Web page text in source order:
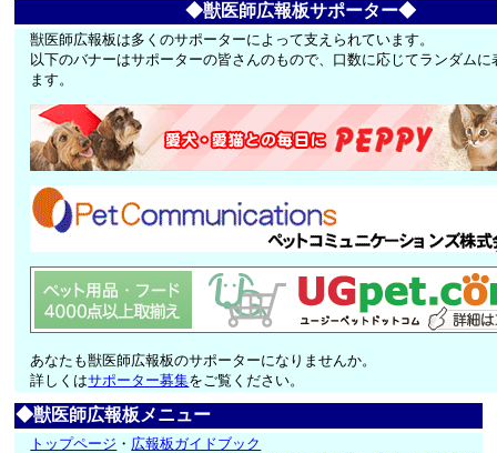
◆獣医師広報板サポーター◆
獣医師広報板は多くのサポーターによって支えられています。
以下のバナーはサポーターの皆さんのもので、口数に応じてランダムに
ます。
あなたも獣医師広報板のサポーターになりませんか。
詳しくはサポーター募集をご覧ください。
◆獣医師広報板メニュー
トップページ ・ 広報板ガイドブック